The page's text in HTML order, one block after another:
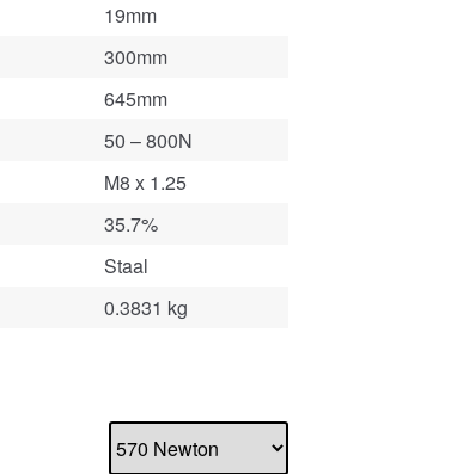
19mm
300mm
645mm
50 – 800N
M8 x 1.25
35.7%
Staal
0.3831 kg